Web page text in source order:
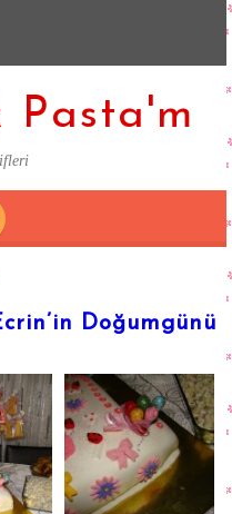
Pasta'm
Doğumgünü